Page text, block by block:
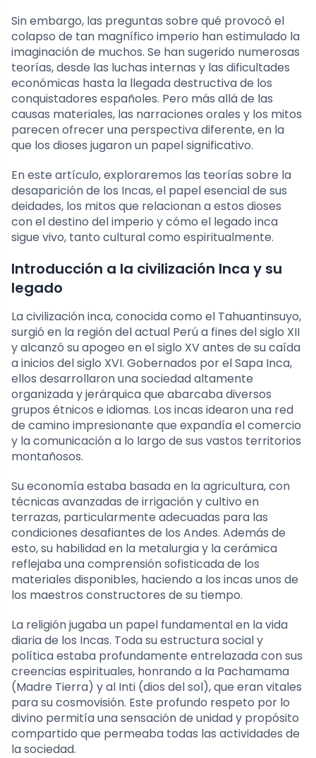
Sin embargo, las preguntas sobre qué provocó el
colapso de tan magnífico imperio han estimulado la
imaginación de muchos. Se han sugerido numerosas
teorías, desde las luchas internas y las dificultades
económicas hasta la llegada destructiva de los
conquistadores españoles. Pero más allá de las
causas materiales, las narraciones orales y los mitos
parecen ofrecer una perspectiva diferente, en la
que los dioses jugaron un papel significativo.
En este artículo, exploraremos las teorías sobre la
desaparición de los Incas, el papel esencial de sus
deidades, los mitos que relacionan a estos dioses
con el destino del imperio y cómo el legado inca
sigue vivo, tanto cultural como espiritualmente.
Introducción a la civilización Inca y su
legado
La civilización inca, conocida como el Tahuantinsuyo,
surgió en la región del actual Perú a fines del siglo XII
y alcanzó su apogeo en el siglo XV antes de su caída
a inicios del siglo XVI. Gobernados por el Sapa Inca,
ellos desarrollaron una sociedad altamente
organizada y jerárquica que abarcaba diversos
grupos étnicos e idiomas. Los incas idearon una red
de camino impresionante que expandía el comercio
y la comunicación a lo largo de sus vastos territorios
montañosos.
Su economía estaba basada en la agricultura, con
técnicas avanzadas de irrigación y cultivo en
terrazas, particularmente adecuadas para las
condiciones desafiantes de los Andes. Además de
esto, su habilidad en la metalurgia y la cerámica
reflejaba una comprensión sofisticada de los
materiales disponibles, haciendo a los incas unos de
los maestros constructores de su tiempo.
La religión jugaba un papel fundamental en la vida
diaria de los Incas. Toda su estructura social y
política estaba profundamente entrelazada con sus
creencias espirituales, honrando a la Pachamama
(Madre Tierra) y al Inti (dios del sol), que eran vitales
para su cosmovisión. Este profundo respeto por lo
divino permitía una sensación de unidad y propósito
compartido que permeaba todas las actividades de
la sociedad.